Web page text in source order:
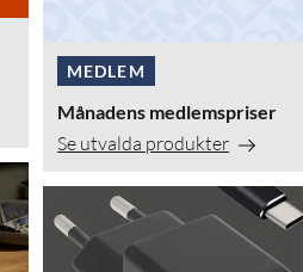
MEDLEM
Månadens medlemspriser
Se utvalda produkter